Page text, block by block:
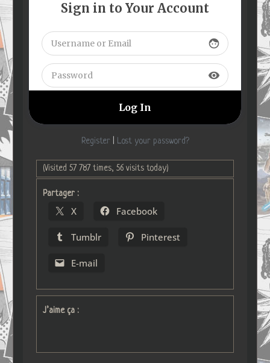
Sign in to Your Account
face
visibility
Register Lost your password?
(Visited 57 787 times, 56 visits today)
Partager :
X Facebook
Tumblr Pinterest
E-mail
J’aime ça :